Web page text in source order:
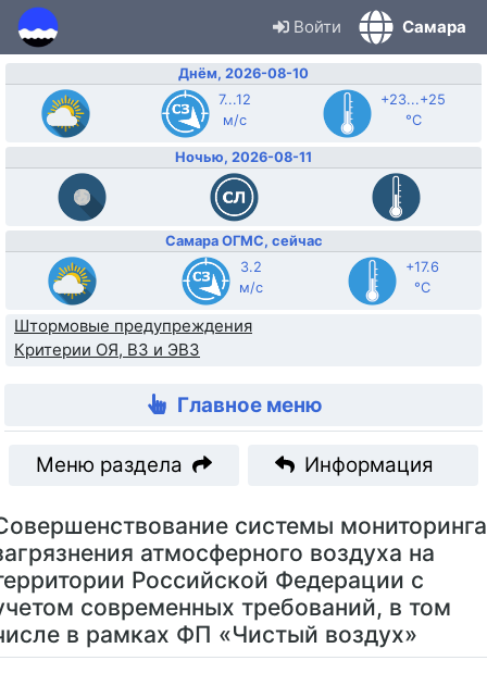
Войти Самара
Днём, 2026-08-10
7...12
м/с
+23...+25
°C
Ночью, 2026-08-11
Самара ОГМС, сейчас
3.2
м/с
+17.6
°C
Штормовые предупреждения
Критерии ОЯ, ВЗ и ЭВЗ
Главное меню
Меню раздела Информация
системы мониторинга
атмосферного воздуха на
Российской Федерации с
современных требований, в том
в рамках ФП «Чистый воздух»